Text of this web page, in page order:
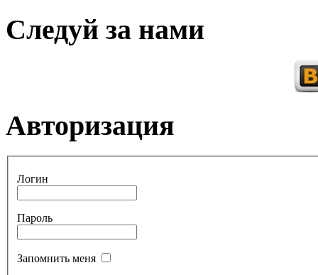
Следуй за нами
Авторизация
Логин
Пароль
Запомнить меня